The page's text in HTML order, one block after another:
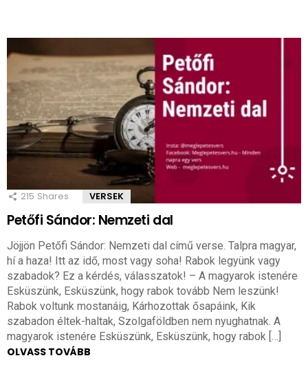
215 Shares VERSEK
Petőfi Sándor: Nemzeti dal
Jöjjön Petőfi Sándor: Nemzeti dal című verse. Talpra magyar,
hí a haza! Itt az idő, most vagy soha! Rabok legyünk vagy
szabadok? Ez a kérdés, válasszatok! – A magyarok istenére
Esküszünk, Esküszünk, hogy rabok tovább Nem leszünk!
Rabok voltunk mostanáig, Kárhozottak ősapáink, Kik
szabadon éltek-haltak, Szolgaföldben nem nyughatnak. A
magyarok istenére Esküszünk, Esküszünk, hogy rabok […]
OLVASS TOVÁBB